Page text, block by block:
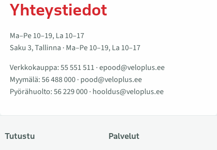
Yhteystiedot
Ma–Pe 10–19, La 10–17
Saku 3, Tallinna · Ma–Pe 10–19, La 10–17
Verkkokauppa:55 551 511 ·epood@veloplus.ee
Myymälä:56 488 000· pood@veloplus.ee
Pyörähuolto:56 229 000· hooldus@veloplus.ee
Tutustu Palvelut